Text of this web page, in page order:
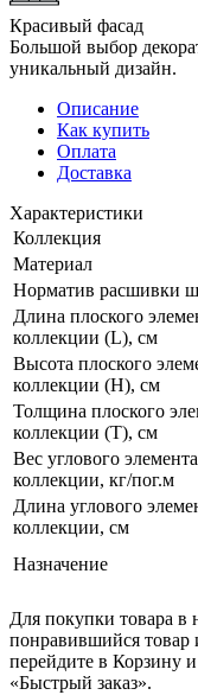
Красивый фасад
Большой выбор
уникальный дизайн.
Описание
Как купить
Оплата
Доставка
Характеристики
Коллекция
Материал
Норматив расшивки
Длина плоского
коллекции (L), см
Высота плоского
коллекции (H), см
Толщина плоского
коллекции (T), см
Вес углового элемента
коллекции, кг/пог.м
Длина углового
коллекции, см
Назначение
Для покупки товара в
понравившийся товар
перейдите в Корзину
«Быстрый заказ».